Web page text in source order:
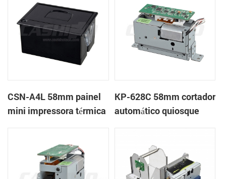
CSN-A4L 58mm painel
mini impressora térmica
KP-628C 58mm cortador
automático quiosque